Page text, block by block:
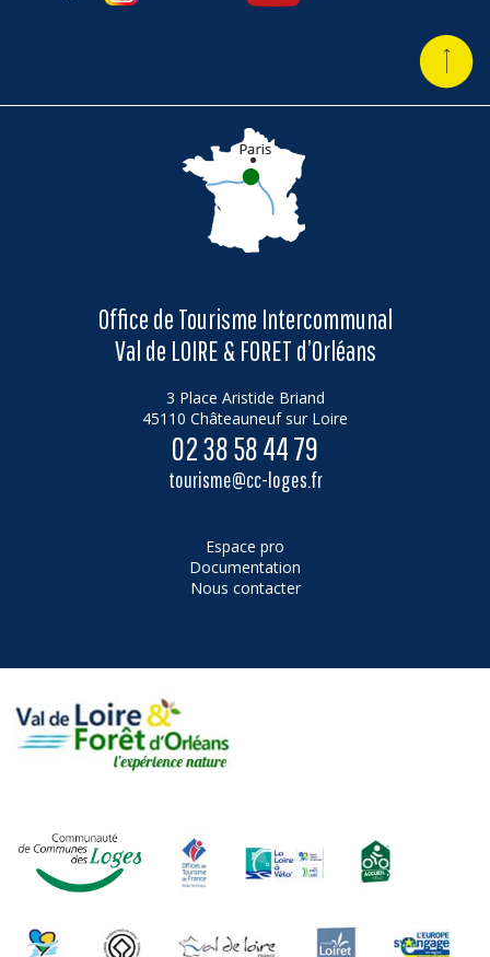
Office de Tourisme Intercommunal
Val de LOIRE & FORET d’Orléans
3 Place Aristide Briand
45110 Châteauneuf sur Loire
02 38 58 44 79
tourisme@cc-loges.fr
Espace pro
Documentation
Nous contacter